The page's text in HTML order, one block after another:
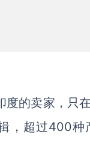
的卖家，只
，超过400